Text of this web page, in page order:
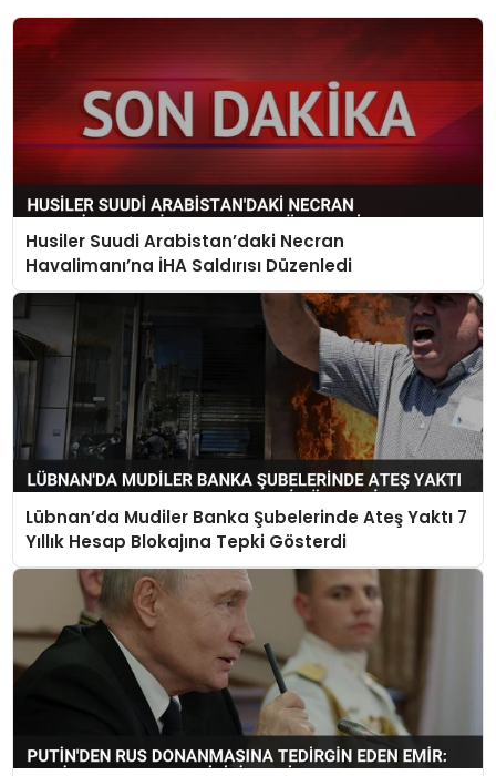
Husiler Suudi Arabistan’daki Necran
Havalimanı’na İHA Saldırısı Düzenledi
Lübnan’da Mudiler Banka Şubelerinde Ateş Yaktı 7
Yıllık Hesap Blokajına Tepki Gösterdi